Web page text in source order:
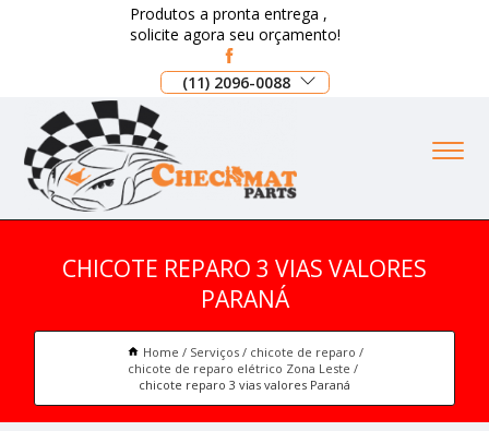
Produtos a pronta entrega ,
solicite agora seu orçamento!
(11) 2096-0088
CHICOTE REPARO 3 VIAS VALORES
PARANÁ
Home Serviços
chicote de reparo
chicote de reparo elétrico Zona Leste
chicote reparo 3 vias valores Paraná